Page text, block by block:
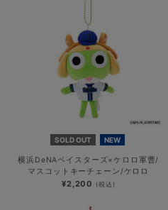
SOLD OUT NEW
横浜DeNAベイスターズ×ケロロ軍曹/
マスコットキーチェーン/ケロロ
¥2,200 (税込)